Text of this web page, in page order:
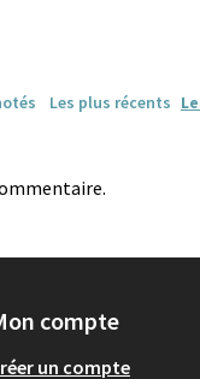
Les plus récents
compte
un compte